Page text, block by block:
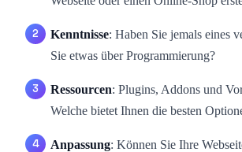
Kenntnisse: Haben Sie jemals eines
Sie etwas über Programmierung?
Ressourcen: Plugins, Addons und
Welche bietet Ihnen die besten
Anpassung: Können Sie Ihre